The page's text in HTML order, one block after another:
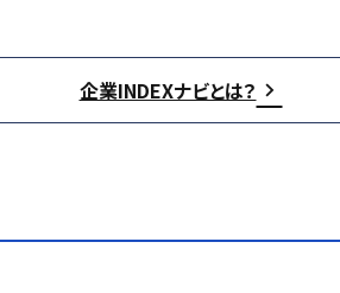
企業INDEXナビとは？